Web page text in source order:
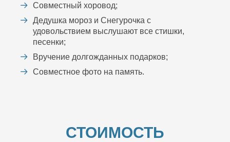
Совместный хоровод;
Дедушка мороз и Снегурочка с
удовольствием выслушают все стишки,
песенки;
Вручение долгожданных подарков;
Совместное фото на память.
СТОИМОСТЬ